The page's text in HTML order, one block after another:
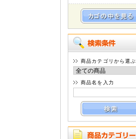
商品カテゴリから選ぶ
商品名を入力